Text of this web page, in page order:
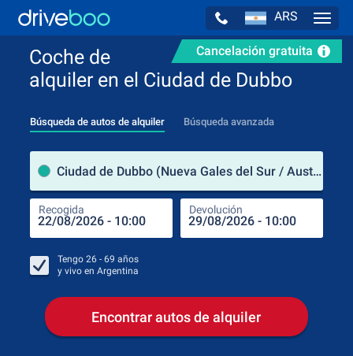
ARS
Cancelación gratuita
Coche de
alquiler en el Ciudad de Dubbo
Búsqueda de autos de alquiler Búsqueda avanzada
Ciudad de Dubbo (Nueva Gales del Sur / Australia)
Recogida Devolución
Tengo 26 - 69 años
y vivo en Argentina
Encontrar autos de alquiler